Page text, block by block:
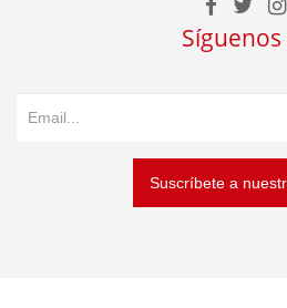
Síguenos
Suscríbete a